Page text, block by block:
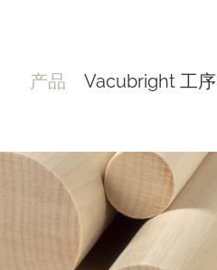
产品 Vacubright 工序